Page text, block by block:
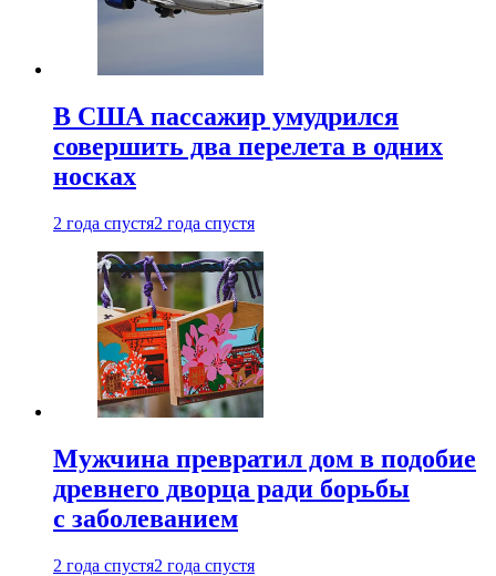
В США пассажир умудрился
совершить два перелета в одних
носках
2 года спустя2 года спустя
Мужчина превратил дом в подобие
древнего дворца ради борьбы
с заболеванием
2 года спустя2 года спустя